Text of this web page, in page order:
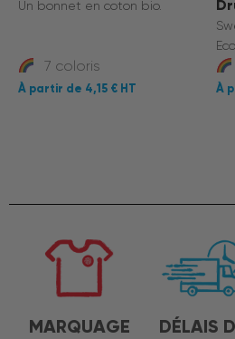
Un bonnet en coton bio.
7 coloris
4,15 €
MARQUAGE
DÉLAIS